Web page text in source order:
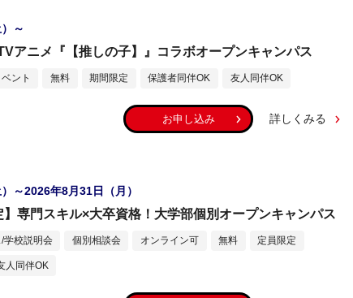
～
アニメ『【推しの子】』コラボオープンキャンパス
ント 無料 期間限定 保護者同伴OK 友人同伴OK
お申し込み 詳しくみる
～2026年8月31日（月）
専門スキル×大卒資格！大学部個別オープンキャンパス
学校説明会 個別相談会 オンライン可 無料 定員限定
人同伴OK